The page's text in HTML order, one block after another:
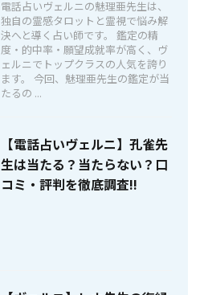
電話占いヴェルニの魅理亜先生は、
独自の霊感タロットと霊視で悩み解
決へと導く占い師です。 鑑定の精
度・的中率・願望成就率が高く、ヴ
ェルニでトップクラスの人気を誇り
ます。 今回、魅理亜先生の鑑定が当
たるの ...
【電話占いヴェルニ】孔雀先
生は当たる？当たらない？口
コミ・評判を徹底調査!!